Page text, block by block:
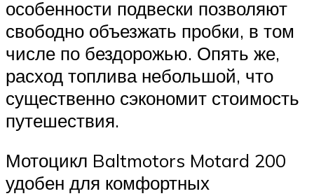
особенности подвески позволяют
свободно объезжать пробки, в том
числе по бездорожью. Опять же,
расход топлива небольшой, что
существенно сэкономит стоимость
путешествия.
Мотоцикл Baltmotors Motard 200
удобен для комфортных